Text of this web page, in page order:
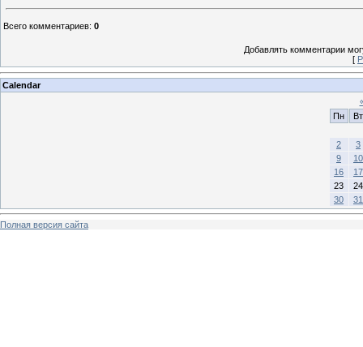
Всего комментариев: 0
Добавлять комментарии
[
Calendar
Пн
Вт
2
3
9
10
16
17
23
24
30
31
Полная версия сайта